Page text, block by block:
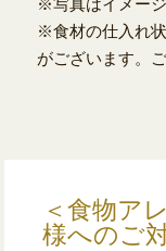
※写真はイメージ
※食材の仕入れ
がございます。
＜食物ア
様へのご